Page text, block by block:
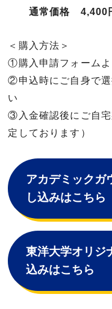
通常価格 4,400
＜購入方法＞
①購入申請フォームよ
②申込時にご自身で
い
③入金確認後にご自
定しております）
アカデミックガ
し込みはこちら
東洋大学オリジ
込みはこちら